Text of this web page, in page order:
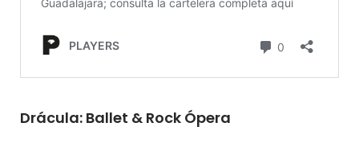
Drácula: Ballet & Rock Ópera